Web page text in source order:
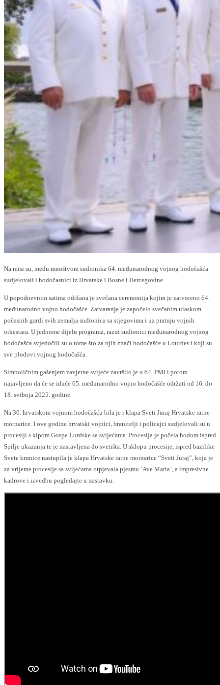
Na misi su, među mnoštvom sudionika 64. međunarodnog vojnog hodočašća
sudjelovali i hodočasnici iz Hrvatske i Bosne i Hercegovine.
U popodnevnim satima održana je svečana ceremonija kojim je zatvoreno 64.
međunarodno vojno hodočašće. Zatvaranje je započelo svečanim ulaskom
počasnih gardi svih zemalja sudionica sa stjegovima i uz pratnju vojnih
orkestara. U jednome dijelu programa, razni sudionici međunarodnog vojnog
hodočašća svjedočili su o tome što za njih znači hodočašće u Lourdes i koji su
sve plodovi vojnog hodočašća.
Simboličnim gašenjem zavjetne svijeće završilo je u 64. PMI i potom
najavljeno da će se iduće 65. međunarodno vojno hodočašće održati od 16. do
18. svibnja 2025. godine.
Na 30. hrvatskom vojnom hodočašću bila je i klapa Sveti Juraj Hrvatske ratne
mornarice. I ove godine hrvatski vojnici, branitelji i policajci sudjelovali su u
procesiji s kipom Gospe Lurdske sa svijećama. Procesija je počela hodom ispred
Spilje ukazanja te je nastavljena do svetišta. U sklopu procesije, ispred bazilike
Svete krunice nastupila je klapa Hrvatske ratne mornarice “Sveti Juraj”, koja je
za vrijeme procesije sa svijećama otpjevala pjesmu ‘Ave Maria’, a impresivne
kadrove i izvedbu pogledajte u nastavku.